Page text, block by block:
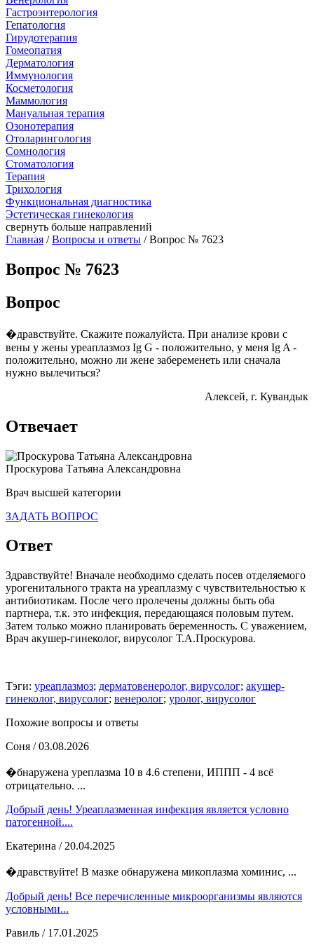
Гастроэнтерология
Гепатология
Гирудотерапия
Гомеопатия
Дерматология
Иммунология
Косметология
Маммология
Мануальная терапия
Озонотерапия
Отоларингология
Сомнология
Стоматология
Терапия
Трихология
Функциональная диагностика
Эстетическая гинекология
свернуть больше направлений
Главная /Вопросы и ответы / Вопрос № 7623
Вопрос № 7623
Вопрос
�дравствуйте. Скажите пожалуйста. При анализе крови с
вены у жены уреаплазмоз Ig G - положительно, у меня Ig A -
положительно, можно ли жене забеременеть или сначала
нужно вылечиться?
Алексей, г. Кувандык
Отвечает
Проскурова Татьяна Александровна
Врач высшей категории
ЗАДАТЬ ВОПРОС
Ответ
Здравствуйте! Вначале необходимо сделать посев отделяемого
урогенитального тракта на уреаплазму с чувствительностью к
антибиотикам. После чего пролечены должны быть оба
партнера, т.к. это инфекция, передающаяся половым путем.
Затем только можно планировать беременность. С уважением,
Врач акушер-гинеколог, вирусолог Т.А.Проскурова.
Тэги: уреаплазмоз; дерматовенеролог, вирусолог; акушер-
гинеколог, вирусолог; венеролог; уролог, вирусолог
Похожие вопросы и ответы
Соня / 03.08.2026
�бнаружена уреплазма 10 в 4.6 степени, ИППП - 4 всё
отрицательно. ...
Добрый день! Уреаплазменная инфекция является условно
патогенной....
Екатерина / 20.04.2025
�дравствуйте! В мазке обнаружена микоплазма хоминис, ...
Добрый день! Все перечисленные микроорганизмы являются
условными...
Равиль / 17.01.2025